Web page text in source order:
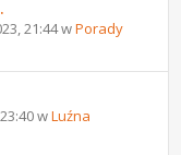
21:44 wPorady
wLuźna